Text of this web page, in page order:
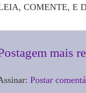
COMENTE, E
mais
Postar